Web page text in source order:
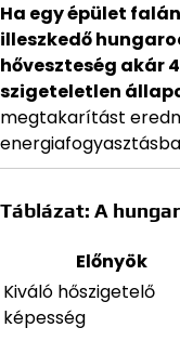
Ha egy épület
illeszkedő
hőveszteség akár
szigeteletlen
megtakarítást
Táblázat: A
Előnyök
Kiváló hőszigetelő
képesség